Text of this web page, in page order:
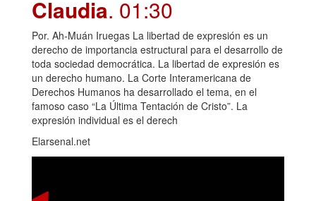
Claudia. 01:30
Por. Ah-Muán Iruegas La libertad de expresión es un
derecho de importancia estructural para el desarrollo de
toda sociedad democrática. La libertad de expresión es
un derecho humano. La Corte Interamericana de
Derechos Humanos ha desarrollado el tema, en el
famoso caso “La Última Tentación de Cristo”. La
expresión individual es el derech
Elarsenal.net